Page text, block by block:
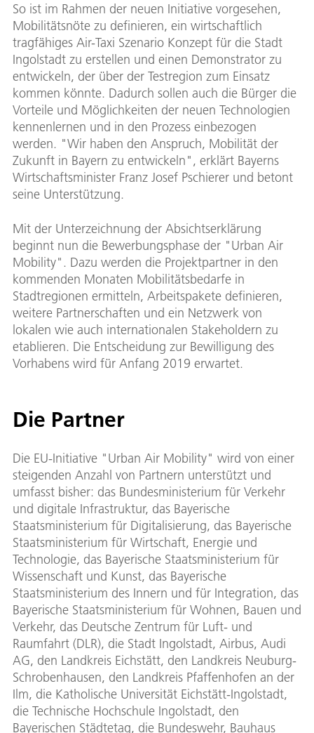
So ist im Rahmen der neuen Initiative vorgesehen,
Mobilitätsnöte zu definieren, ein wirtschaftlich
tragfähiges Air-Taxi Szenario Konzept für die Stadt
Ingolstadt zu erstellen und einen Demonstrator zu
entwickeln, der über der Testregion zum Einsatz
kommen könnte. Dadurch sollen auch die Bürger die
Vorteile und Möglichkeiten der neuen Technologien
kennenlernen und in den Prozess einbezogen
werden. "Wir haben den Anspruch, Mobilität der
Zukunft in Bayern zu entwickeln", erklärt Bayerns
Wirtschaftsminister Franz Josef Pschierer und betont
seine Unterstützung.
Mit der Unterzeichnung der Absichtserklärung
beginnt nun die Bewerbungsphase der "Urban Air
Mobility". Dazu werden die Projektpartner in den
kommenden Monaten Mobilitätsbedarfe in
Stadtregionen ermitteln, Arbeitspakete definieren,
weitere Partnerschaften und ein Netzwerk von
lokalen wie auch internationalen Stakeholdern zu
etablieren. Die Entscheidung zur Bewilligung des
Vorhabens wird für Anfang 2019 erwartet.
Die Partner
Die EU-Initiative "Urban Air Mobility" wird von einer
steigenden Anzahl von Partnern unterstützt und
umfasst bisher: das Bundesministerium für Verkehr
und digitale Infrastruktur, das Bayerische
Staatsministerium für Digitalisierung, das Bayerische
Staatsministerium für Wirtschaft, Energie und
Technologie, das Bayerische Staatsministerium für
Wissenschaft und Kunst, das Bayerische
Staatsministerium des Innern und für Integration, das
Bayerische Staatsministerium für Wohnen, Bauen und
Verkehr, das Deutsche Zentrum für Luft- und
Raumfahrt (DLR), die Stadt Ingolstadt, Airbus, Audi
AG, den Landkreis Eichstätt, den Landkreis Neuburg-
Schrobenhausen, den Landkreis Pfaffenhofen an der
Ilm, die Katholische Universität Eichstätt-Ingolstadt,
die Technische Hochschule Ingolstadt, den
Bayerischen Städtetag, die Bundeswehr, Bauhaus